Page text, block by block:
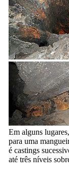
Em alguns
para uma
é castings
até três níveis